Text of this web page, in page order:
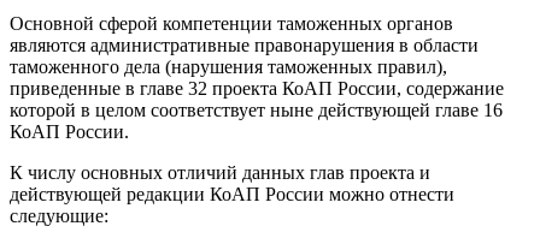
Основной сферой компетенции таможенных органов
являются административные правонарушения в области
таможенного дела (нарушения таможенных правил),
приведенные в главе 32 проекта КоАП России, содержание
которой в целом соответствует ныне действующей главе 16
КоАП России.
К числу основных отличий данных глав проекта и
действующей редакции КоАП России можно отнести
следующие: